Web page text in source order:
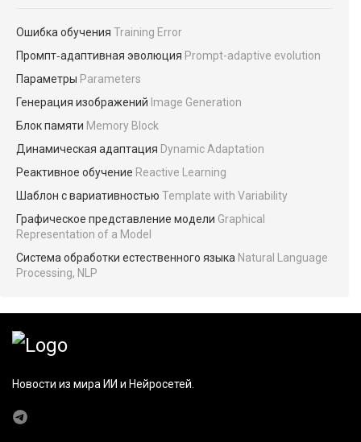
Ошибка обучения Training Error
Промпт‑адаптивная эволюция Prompt-adaptive evolution
Параметры Parameters
Генерация изображений Image Generation
Блок памяти Memory Block
Динамическая адаптация Dynamic Adaptation
Реактивное обучение Reactive Learning
Шаблон с вариативностью Template with Variability
Графическое представление модели Graphical
Representation of a Model
Система обработки естественного языка Natural Language
Processing, NLP
Новости из мира ИИ и Нейросетей.